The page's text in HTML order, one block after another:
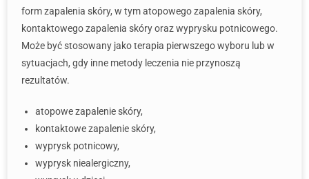
form zapalenia skóry, w tym atopowego zapalenia skóry,
kontaktowego zapalenia skóry oraz wyprysku potnicowego.
Może być stosowany jako terapia pierwszego wyboru lub w
sytuacjach, gdy inne metody leczenia nie przynoszą
rezultatów.
atopowe zapalenie skóry,
kontaktowe zapalenie skóry,
wyprysk potnicowy,
wyprysk niealergiczny,